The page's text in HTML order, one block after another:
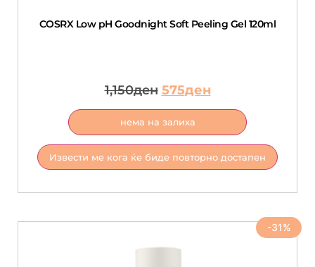
COSRX Low pH Goodnight Soft Peeling Gel 120ml
1,150ден 575ден
нема на залиха
Извести ме кога ќе биде повторно достапен
-31%